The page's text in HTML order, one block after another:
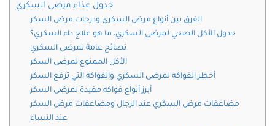
جدول غذاء مرضى السكري
الفرق بين أنواع مرض السكري ودرجات مرض السكر
جدول الأكل الصحي لمرضى السكري، ما هو علاج داء السكري؟
نصائح عامة لمرضى السكري
الأكل الممنوع لمرضى السكر
أخطر الفواكه لمرضى السكري والفواكه التي ترفع السكر
أبرز أنواع فواكه مفيدة لمرضى السكر
مضاعفات مرض السكري عند الرجال ومضاعفات مرض السكر
عند النساء